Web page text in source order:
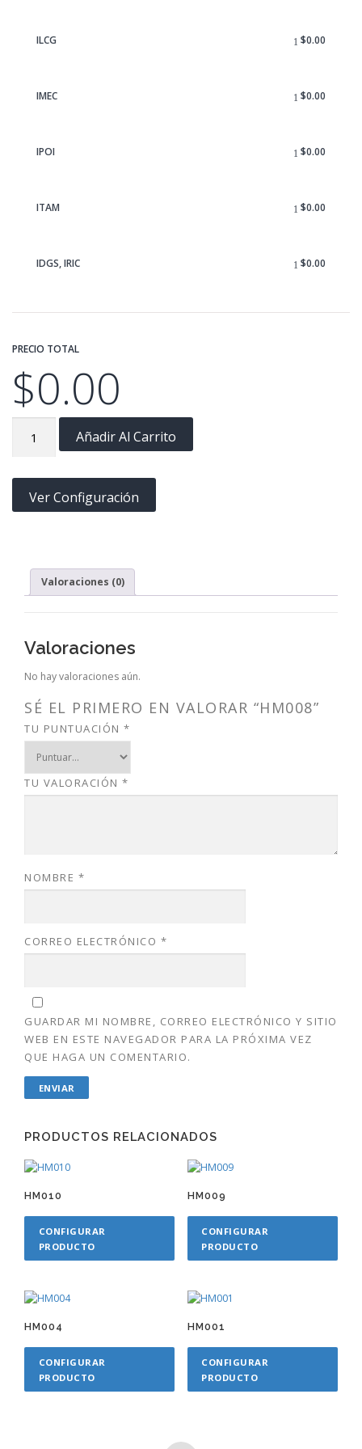
ILCG $0.00
IMEC $0.00
IPOI $0.00
ITAM $0.00
IDGS, IRIC $0.00
PRECIO TOTAL
$0.00
cantidad
Añadir Al Carrito
Ver Configuración
Valoraciones (0)
Valoraciones
No hay valoraciones aún.
SÉ EL PRIMERO EN VALORAR “HM008”
TU PUNTUACIÓN *
TU VALORACIÓN *
NOMBRE *
CORREO ELECTRÓNICO *
GUARDAR MI NOMBRE, CORREO ELECTRÓNICO Y SITIO
WEB EN ESTE NAVEGADOR PARA LA PRÓXIMA VEZ
QUE HAGA UN COMENTARIO.
PRODUCTOS RELACIONADOS
HM010
CONFIGURAR
PRODUCTO
HM009
CONFIGURAR
PRODUCTO
HM004
CONFIGURAR
PRODUCTO
HM001
CONFIGURAR
PRODUCTO